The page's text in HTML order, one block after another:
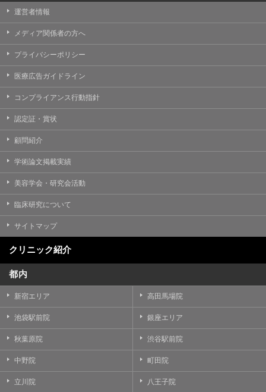
運営者情報
メディア関係者の方へ
プライバシーポリシー
医療広告ガイドライン
コンプライアンス行動指針
認定証・賞状
顧問紹介
学術論文掲載実績
美容学会・研究会活動
臨床研究について
サイトマップ
クリニック紹介
都内
新宿エリア 高田馬場院
池袋駅前院 銀座エリア
秋葉原院 渋谷駅前院
中野院 町田院
立川院 八王子院